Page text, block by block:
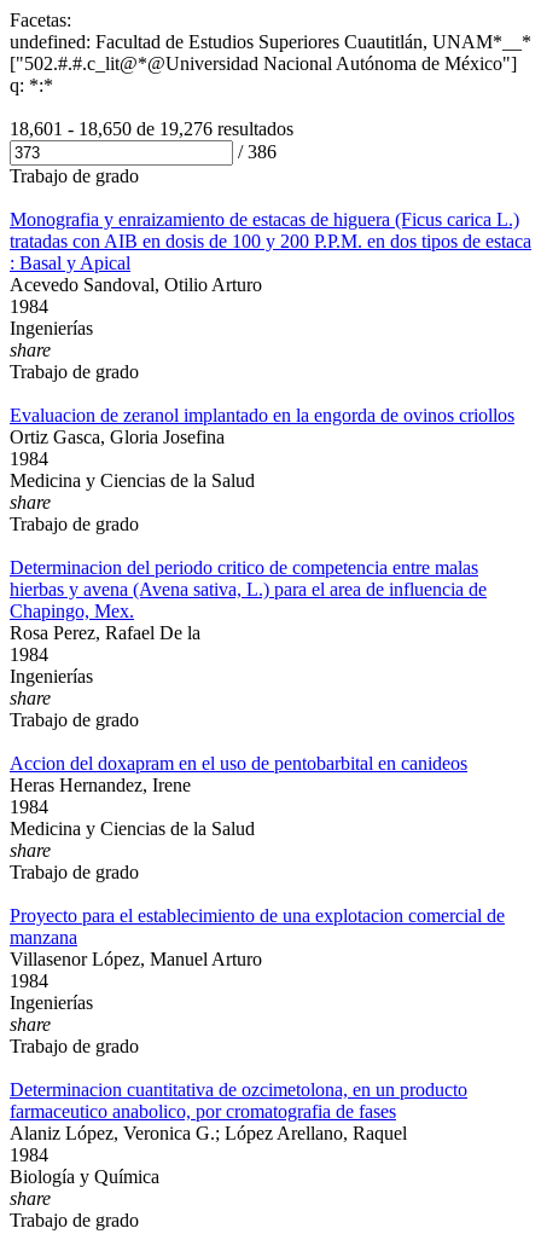
Facetas:
undefined: Facultad de Estudios Superiores Cuautitlán, UNAM*__*
["502.#.#.c_lit@*@Universidad Nacional Autónoma de México"]
q: *:*
18,601 - 18,650 de 19,276 resultados
/386
Trabajo de grado
Monografia y enraizamiento de estacas de higuera (Ficus carica L.)
tratadas con AIB en dosis de 100 y 200 P.P.M. en dos tipos de estaca
: Basal y Apical
Acevedo Sandoval, Otilio Arturo
1984
Ingenierías
share
Trabajo de grado
Evaluacion de zeranol implantado en la engorda de ovinos criollos
Ortiz Gasca, Gloria Josefina
1984
Medicina y Ciencias de la Salud
share
Trabajo de grado
Determinacion del periodo critico de competencia entre malas
hierbas y avena (Avena sativa, L.) para el area de influencia de
Chapingo, Mex.
Rosa Perez, Rafael De la
1984
Ingenierías
share
Trabajo de grado
Accion del doxapram en el uso de pentobarbital en canideos
Heras Hernandez, Irene
1984
Medicina y Ciencias de la Salud
share
Trabajo de grado
Proyecto para el establecimiento de una explotacion comercial de
manzana
Villasenor López, Manuel Arturo
1984
Ingenierías
share
Trabajo de grado
Determinacion cuantitativa de ozcimetolona, en un producto
farmaceutico anabolico, por cromatografia de fases
Alaniz López, Veronica G.; López Arellano, Raquel
1984
Biología y Química
share
Trabajo de grado